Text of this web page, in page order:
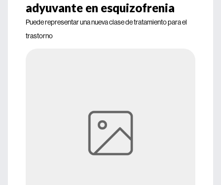
adyuvante en esquizofrenia
Puede representar una nueva clase de tratamiento para el
trastorno